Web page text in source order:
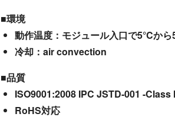
■環境
動作温度：モジュール入口で5°Cから
冷却：air convection
■品質
ISO9001:2008 IPC JSTD-001 -Class
RoHS対応